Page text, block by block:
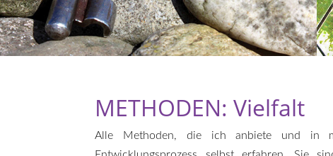
METHODEN: Vielfalt
Alle Methoden, die ich anbiete und in